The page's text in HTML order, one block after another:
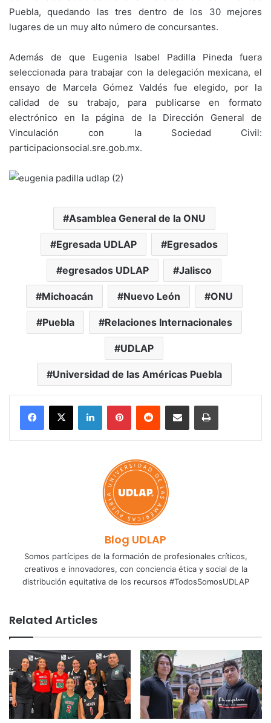
Puebla, quedando las tres dentro de los 30 mejores
lugares de un muy alto número de concursantes.
Además de que Eugenia Isabel Padilla Pineda fuera
seleccionada para trabajar con la delegación mexicana, el
ensayo de Marcela Gómez Valdés fue elegido, por la
calidad de su trabajo, para publicarse en formato
electrónico en la página de la Dirección General de
Vinculación con la Sociedad Civil:
participacionsocial.sre.gob.mx.
Asamblea General de la ONU
Egresada UDLAP Egresados
egresados UDLAP Jalisco
Michoacán Nuevo León ONU
Puebla Relaciones Internacionales
UDLAP
Universidad de las Américas Puebla
LinkedInPinterestReddit Share via Email Print
Blog UDLAP
Somos partícipes de la formación de profesionales críticos,
creativos e innovadores, con conciencia ética y social de la
distribución equitativa de los recursos #TodosSomosUDLAP
Related Articles